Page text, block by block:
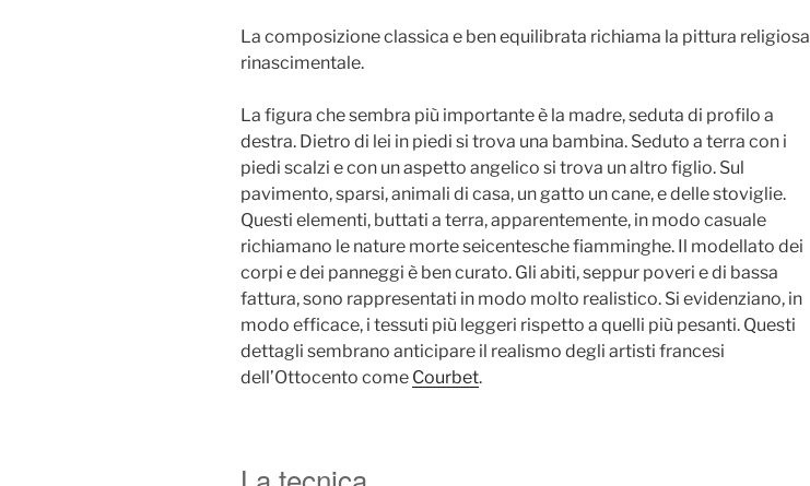
La composizione classica e ben equilibrata richiama la pittura religiosa
rinascimentale.
La figura che sembra più importante è la madre, seduta di profilo a
destra. Dietro di lei in piedi si trova una bambina. Seduto a terra con i
piedi scalzi e con un aspetto angelico si trova un altro figlio. Sul
pavimento, sparsi, animali di casa, un gatto un cane, e delle stoviglie.
Questi elementi, buttati a terra, apparentemente, in modo casuale
richiamano le nature morte seicentesche fiamminghe. Il modellato dei
corpi e dei panneggi è ben curato. Gli abiti, seppur poveri e di bassa
fattura, sono rappresentati in modo molto realistico. Si evidenziano, in
modo efficace, i tessuti più leggeri rispetto a quelli più pesanti. Questi
dettagli sembrano anticipare il realismo degli artisti francesi
dell’Ottocento come Courbet.